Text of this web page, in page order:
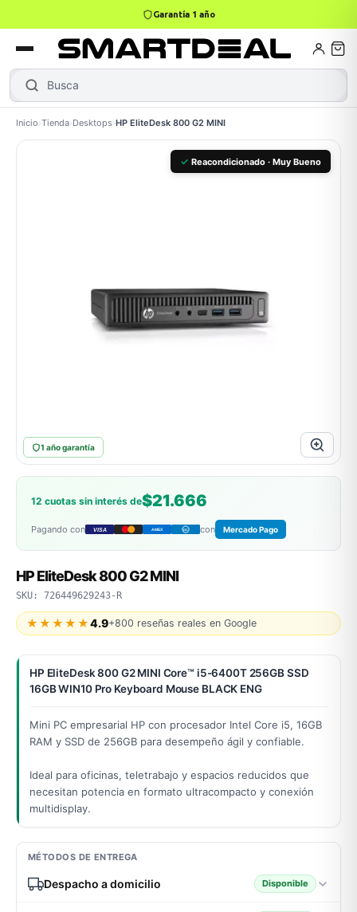
4,9 · +800 reseñas Google
Busca
ACER
→
Inicio›Tienda›Desktops›HP EliteDesk 800 G2 MINI
✓ Reacondicionado · Muy Bueno
1 año garantía
12 cuotas sin interés de$21.666
Pagando con VISA AMEX DC con Mercado Pago
HP EliteDesk 800 G2 MINI
SKU: 726449629243-R
★★★★★4.9+800 reseñas reales en Google
HP EliteDesk 800 G2 MINI Core™ i5-6400T 256GB SSD
16GB WIN10 Pro Keyboard Mouse BLACK ENG
Mini PC empresarial HP con procesador Intel Core i5, 16GB
RAM y SSD de 256GB para desempeño ágil y confiable.
Ideal para oficinas, teletrabajo y espacios reducidos que
necesitan potencia en formato ultracompacto y conexión
multidisplay.
MÉTODOS DE ENTREGA
Despacho a domicilio Disponible